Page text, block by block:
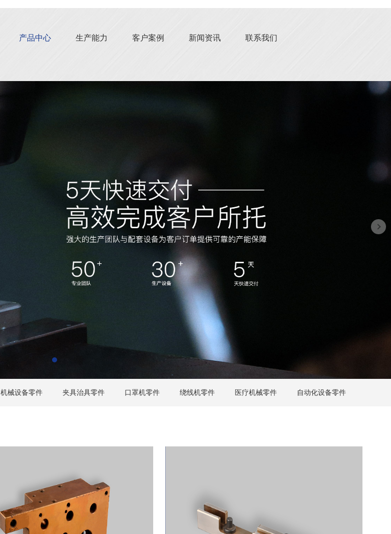
产品中心 生产能力 客户案例 新闻资讯 联系我们
机械设备零件 夹具治具零件 口罩机零件 绕线机零件 医疗机械零件 自动化设备零件